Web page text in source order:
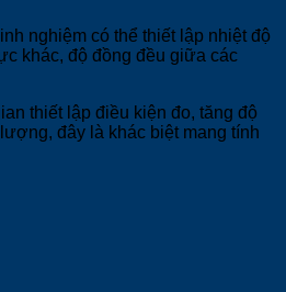
nghiệm có thể thiết lập nhiệt độ
khác, độ đồng đều giữa các
thiết lập điều kiện đo, tăng độ
đây là khác biệt mang tính